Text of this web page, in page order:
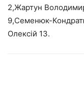
2,Жартун
9,Семенюк-
Олексій 13.